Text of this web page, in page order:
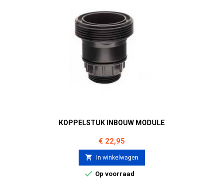
KOPPELSTUK INBOUW MODULE
Prijs
€ 22,95
 In winkelwagen
 Op voorraad